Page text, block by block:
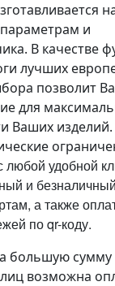
и
В качестве
лучших
позволит
для
Ваших изделий.
удобной
и
а также
по qr-коду.
большую сумму
возможна